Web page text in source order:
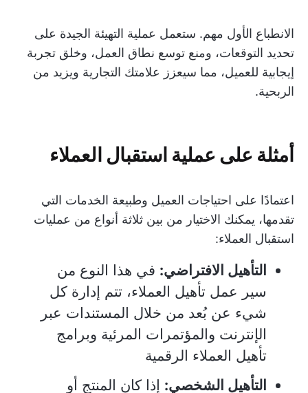
الانطباع الأول مهم. ستعمل عملية التهيئة الجيدة على
تحديد التوقعات، ومنع توسع نطاق العمل، وخلق تجربة
إيجابية للعميل، مما سيعزز علامتك التجارية ويزيد من
الربحية.
أمثلة على عملية استقبال العملاء
اعتمادًا على احتياجات العميل وطبيعة الخدمات التي
تقدمها، يمكنك الاختيار من بين ثلاثة أنواع من عمليات
استقبال العملاء:
التأهيل الافتراضي: في هذا النوع من
سير عمل تأهيل العملاء، تتم إدارة كل
شيء عن بُعد من خلال المستندات عبر
الإنترنت والمؤتمرات المرئية وبرامج
تأهيل العملاء الرقمية
التأهيل الشخصي: إذا كان المنتج أو